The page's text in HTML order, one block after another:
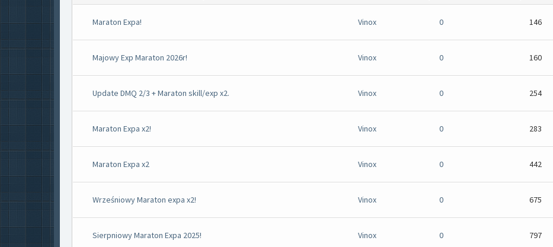
Maraton Expa! Vinox 0 146
Majowy Exp Maraton 2026r! Vinox 0 160
Update DMQ 2/3 + Maraton skill/exp x2. Vinox 0 254
Maraton Expa x2! Vinox 0 283
Maraton Expa x2 Vinox 0 442
Wrześniowy Maraton expa x2! Vinox 0 675
Sierpniowy Maraton Expa 2025! Vinox 0 797